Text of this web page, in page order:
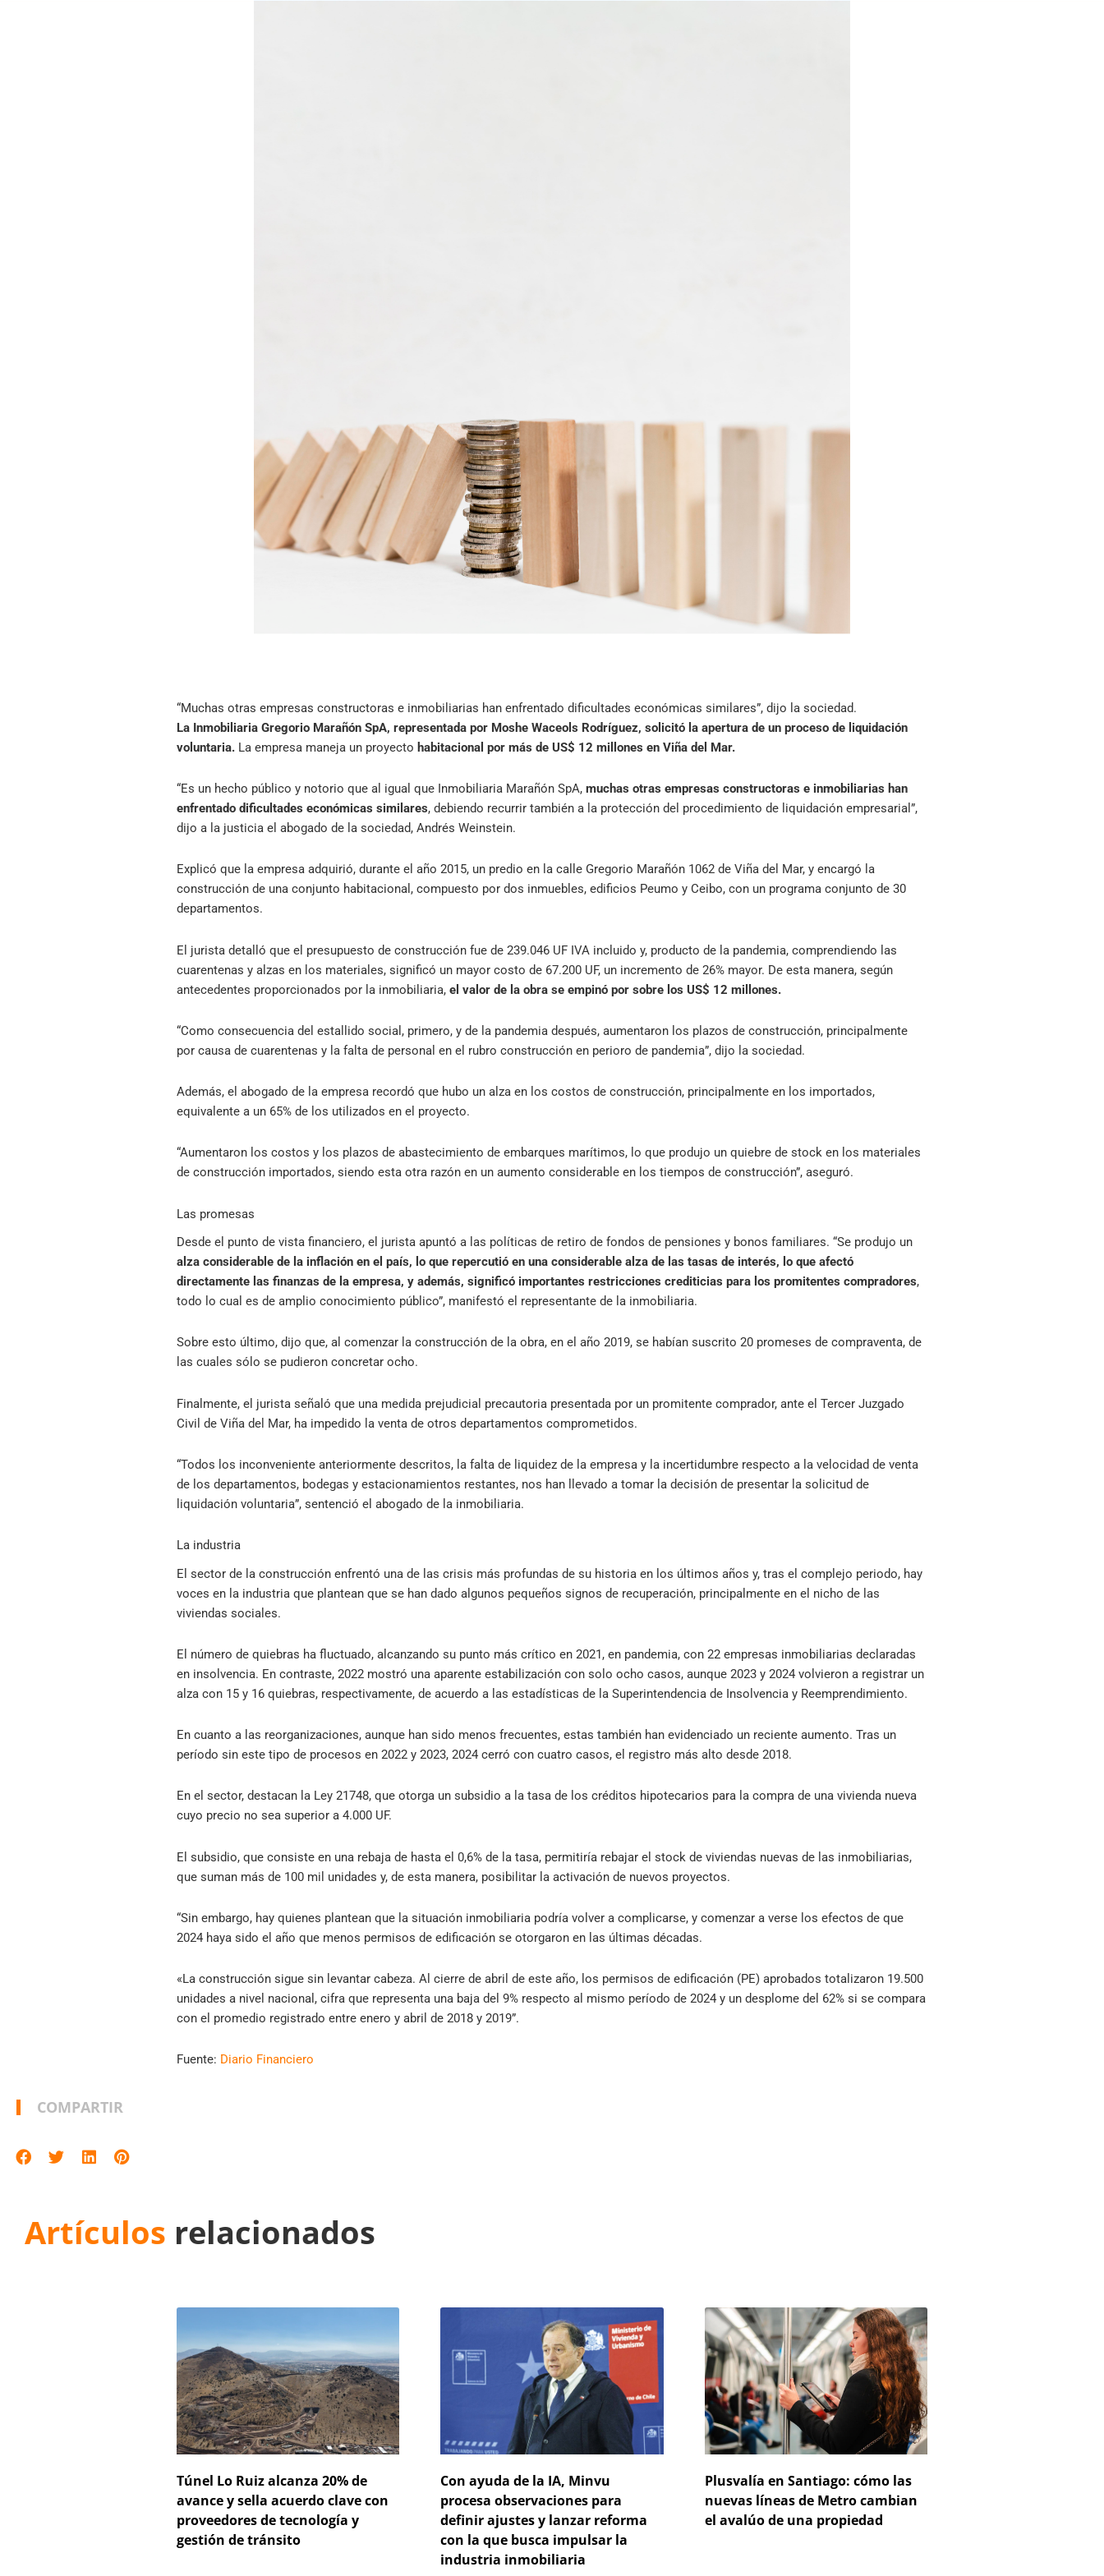
“Muchas otras empresas constructoras e inmobiliarias han enfrentado dificultades económicas similares”, dijo la sociedad.
La Inmobiliaria Gregorio Marañón SpA, representada por Moshe Waceols Rodríguez, solicitó la apertura de un proceso de liquidación
voluntaria. La empresa maneja un proyecto habitacional por más de US$ 12 millones en Viña del Mar.
“Es un hecho público y notorio que al igual que Inmobiliaria Marañón SpA,muchas otras empresas constructoras e inmobiliarias han
enfrentado dificultades económicas similares, debiendo recurrir también a la protección del procedimiento de liquidación empresarial”,
dijo a la justicia el abogado de la sociedad, Andrés Weinstein.
Explicó que la empresa adquirió, durante el año 2015, un predio en la calle Gregorio Marañón 1062 de Viña del Mar, y encargó la
construcción de una conjunto habitacional, compuesto por dos inmuebles, edificios Peumo y Ceibo, con un programa conjunto de 30
departamentos.
El jurista detalló que el presupuesto de construcción fue de 239.046 UF IVA incluido y, producto de la pandemia, comprendiendo las
cuarentenas y alzas en los materiales, significó un mayor costo de 67.200 UF, un incremento de 26% mayor. De esta manera, según
antecedentes proporcionados por la inmobiliaria,el valor de la obra se empinó por sobre los US$ 12 millones.
“Como consecuencia del estallido social, primero, y de la pandemia después, aumentaron los plazos de construcción, principalmente
por causa de cuarentenas y la falta de personal en el rubro construcción en perioro de pandemia”, dijo la sociedad.
Además, el abogado de la empresa recordó que hubo un alza en los costos de construcción, principalmente en los importados,
equivalente a un 65% de los utilizados en el proyecto.
“Aumentaron los costos y los plazos de abastecimiento de embarques marítimos, lo que produjo un quiebre de stock en los materiales
de construcción importados, siendo esta otra razón en un aumento considerable en los tiempos de construcción”, aseguró.
Las promesas
Desde el punto de vista financiero, el jurista apuntó a las políticas de retiro de fondos de pensiones y bonos familiares. “Se produjo un
alza considerable de la inflación en el país, lo que repercutió en una considerable alza de las tasas de interés, lo que afectó
directamente las finanzas de la empresa, y además, significó importantes restricciones crediticias para los promitentes compradores,
todo lo cual es de amplio conocimiento público”, manifestó el representante de la inmobiliaria.
Sobre esto último, dijo que, al comenzar la construcción de la obra, en el año 2019, se habían suscrito 20 promeses de compraventa, de
las cuales sólo se pudieron concretar ocho.
Finalmente, el jurista señaló que una medida prejudicial precautoria presentada por un promitente comprador, ante el Tercer Juzgado
Civil de Viña del Mar, ha impedido la venta de otros departamentos comprometidos.
“Todos los inconveniente anteriormente descritos, la falta de liquidez de la empresa y la incertidumbre respecto a la velocidad de venta
de los departamentos, bodegas y estacionamientos restantes, nos han llevado a tomar la decisión de presentar la solicitud de
liquidación voluntaria”, sentenció el abogado de la inmobiliaria.
La industria
El sector de la construcción enfrentó una de las crisis más profundas de su historia en los últimos años y, tras el complejo periodo, hay
voces en la industria que plantean que se han dado algunos pequeños signos de recuperación, principalmente en el nicho de las
viviendas sociales.
El número de quiebras ha fluctuado, alcanzando su punto más crítico en 2021, en pandemia, con 22 empresas inmobiliarias declaradas
en insolvencia. En contraste, 2022 mostró una aparente estabilización con solo ocho casos, aunque 2023 y 2024 volvieron a registrar un
alza con 15 y 16 quiebras, respectivamente, de acuerdo a las estadísticas de la Superintendencia de Insolvencia y Reemprendimiento.
En cuanto a las reorganizaciones, aunque han sido menos frecuentes, estas también han evidenciado un reciente aumento. Tras un
período sin este tipo de procesos en 2022 y 2023, 2024 cerró con cuatro casos, el registro más alto desde 2018.
En el sector, destacan la Ley 21748, que otorga un subsidio a la tasa de los créditos hipotecarios para la compra de una vivienda nueva
cuyo precio no sea superior a 4.000 UF.
El subsidio, que consiste en una rebaja de hasta el 0,6% de la tasa, permitiría rebajar el stock de viviendas nuevas de las inmobiliarias,
que suman más de 100 mil unidades y, de esta manera, posibilitar la activación de nuevos proyectos.
“Sin embargo, hay quienes plantean que la situación inmobiliaria podría volver a complicarse, y comenzar a verse los efectos de que
2024 haya sido el año que menos permisos de edificación se otorgaron en las últimas décadas.
«La construcción sigue sin levantar cabeza. Al cierre de abril de este año, los permisos de edificación (PE) aprobados totalizaron 19.500
unidades a nivel nacional, cifra que representa una baja del 9% respecto al mismo período de 2024 y un desplome del 62% si se compara
con el promedio registrado entre enero y abril de 2018 y 2019”.
Fuente: Diario Financiero
COMPARTIR
Artículos relacionados
Túnel Lo Ruiz alcanza 20% de
avance y sella acuerdo clave con
proveedores de tecnología y
gestión de tránsito
Con ayuda de la IA, Minvu
procesa observaciones para
definir ajustes y lanzar reforma
con la que busca impulsar la
industria inmobiliaria
Plusvalía en Santiago: cómo las
nuevas líneas de Metro cambian
el avalúo de una propiedad